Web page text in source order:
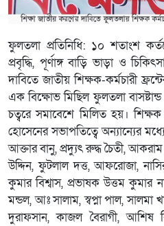
ফুলতলা প্রতিনিধি: ১০ শতাংশ
প্রবৃদ্ধি, পূর্ণাঙ্গ বাড়ি ভাড়া ও
দাবিতে জাতীয় শিক্ষক-কর্মচারী
এক বিক্ষোভ মিছিল ফুলতলা
চত্বরে সমাবেশে মিলিত হয়।
হোসেনের সভাপতিত্বে অন্যান্যের
আক্তার বানু, প্রদ্যুৎ রুদ্ধ চৈতী,
উদ্দিন, ফুটলাল দত্ত, আফরোজা,
কুমার বিশ্বাস, প্রভাষক উত্তম কুমার
মন্ডল, আঃ সালাম, স্বপ্না পাল,
দুরাফসান, কাজল বৈরাগী, আশিষ